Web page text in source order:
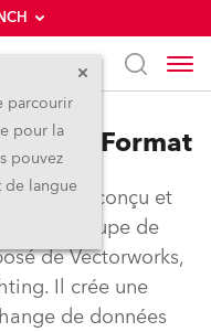
parcourir
pour la
pouvez
de langue
Type Format
a été conçu et
le groupe de
de Vectorworks,
Il crée une
de données